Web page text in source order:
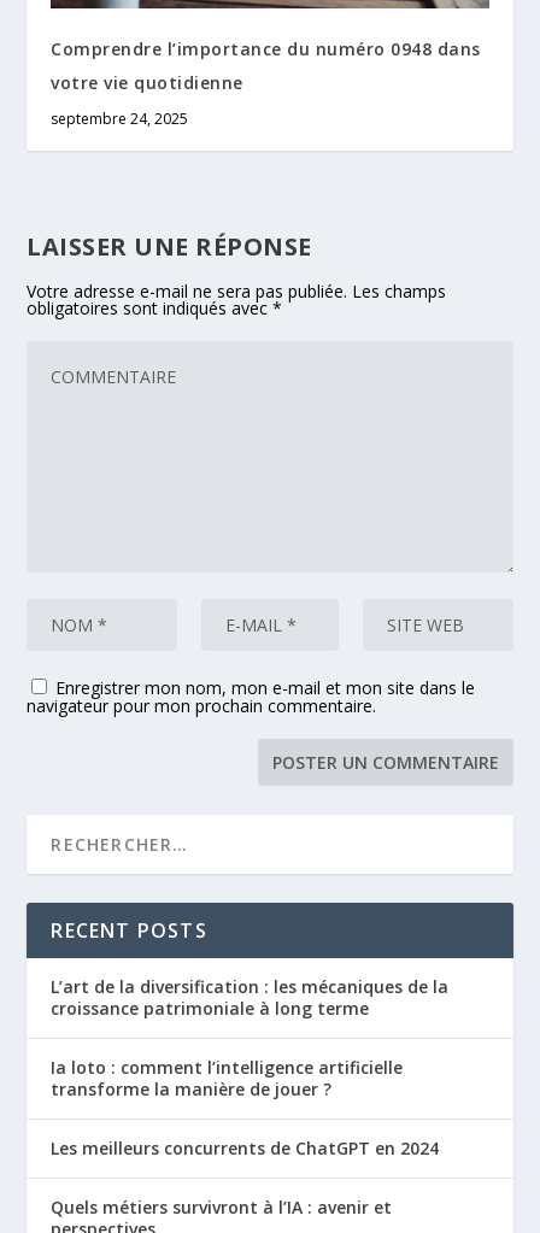
Comprendre l’importance du numéro 0948 dans
votre vie quotidienne
septembre 24, 2025
LAISSER UNE RÉPONSE
Votre adresse e-mail ne sera pas publiée. Les champs
obligatoires sont indiqués avec*
Enregistrer mon nom, mon e-mail et mon site dans le
navigateur pour mon prochain commentaire.
RECENT POSTS
L’art de la diversification : les mécaniques de la
croissance patrimoniale à long terme
Ia loto : comment l’intelligence artificielle
transforme la manière de jouer ?
Les meilleurs concurrents de ChatGPT en 2024
Quels métiers survivront à l’IA : avenir et
perspectives